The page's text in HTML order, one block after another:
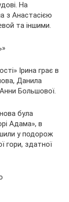
На
з Анастасією
та іншими.
Ірина грає в
Данила
Большової.
була
Адама», в
у подорож
гори, здатної